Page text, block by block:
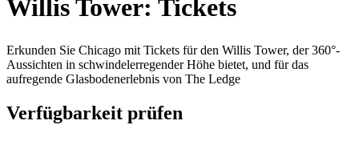
Willis Tower: Tickets
Erkunden Sie Chicago mit Tickets für den Willis Tower, der 360°-
Aussichten in schwindelerregender Höhe bietet, und für das
aufregende Glasbodenerlebnis von The Ledge
Verfügbarkeit prüfen